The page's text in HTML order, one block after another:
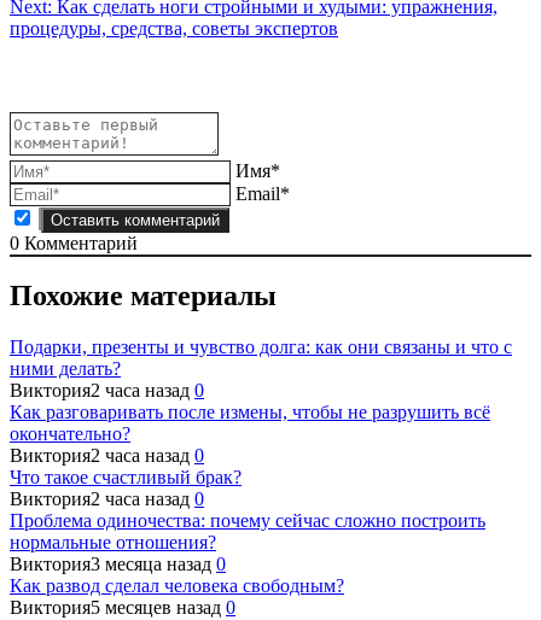
по
Next: Как сделать ноги стройными и худыми: упражнения,
процедуры, средства, советы экспертов
Имя*
Email*
0 Комментарий
Похожие материалы
Подарки, презенты и чувство долга: как они связаны и что с
ними делать?
Виктория2 часа назад 0
Как разговаривать после измены, чтобы не разрушить всё
окончательно?
Виктория2 часа назад 0
Что такое счастливый брак?
Виктория2 часа назад 0
Проблема одиночества: почему сейчас сложно построить
нормальные отношения?
Виктория3 месяца назад 0
Как развод сделал человека свободным?
Виктория5 месяцев назад 0